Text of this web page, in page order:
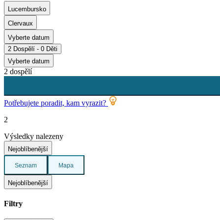
Lucembursko
Clervaux
Vyberte datum
2 Dospělí - 0 Děti
Vyberte datum
2 dospělí
Potřebujete poradit, kam vyrazit?
2
Výsledky nalezeny
Nejoblíbenější
Seznam Mapa
Nejoblíbenější
Filtry